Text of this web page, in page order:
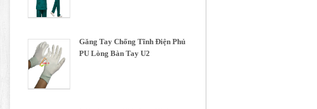
Găng Tay Chống Tĩnh Điện Phủ
PU Lòng Bàn Tay U2